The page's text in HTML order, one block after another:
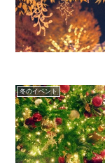
冬のイベント